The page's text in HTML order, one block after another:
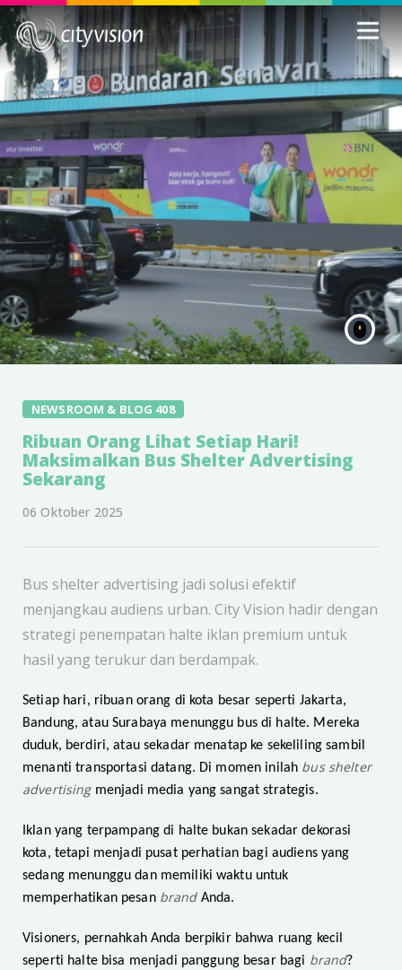
NEWSROOM & BLOG 408
Ribuan Orang Lihat Setiap Hari!
Maksimalkan Bus Shelter Advertising
Sekarang
06 Oktober 2025
Bus shelter advertising jadi solusi efektif
menjangkau audiens urban. City Vision hadir dengan
strategi penempatan halte iklan premium untuk
hasil yang terukur dan berdampak.
Setiap hari, ribuan orang di kota besar seperti Jakarta,
Bandung, atau Surabaya menunggu bus di halte. Mereka
duduk, berdiri, atau sekadar menatap ke sekeliling sambil
menanti transportasi datang. Di momen inilah bus shelter
advertisingmenjadi media yang sangat strategis.
Iklan yang terpampang di halte bukan sekadar dekorasi
kota, tetapi menjadi pusat perhatian bagi audiens yang
sedang menunggu dan memiliki waktu untuk
memperhatikan pesan brandAnda.
Visioners, pernahkah Anda berpikir bahwa ruang kecil
seperti halte bisa menjadi panggung besar bagi brand?